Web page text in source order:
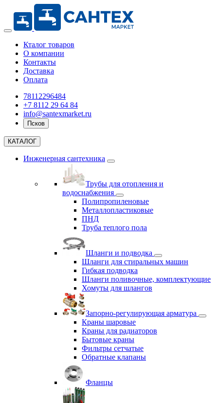
Кталог товаров
О компании
Контакты
Доставка
Оплата
78112296484
+7 8112 29 64 84
info@santexmarket.ru
Псков
КАТАЛОГ
Инженерная сантехника
Трубы для отопления и
водоснабжения
Полипропиленовые
Металлопластиковые
ПНД
Труба теплого пола
Шланги и подводка
Шланги для стиральных машин
Гибкая подводка
Шланги поливочные, комплектующие
Хомуты для шлангов
Запорно-регулирующая арматура
Краны шаровые
Краны для радиаторов
Бытовые краны
Фильтры сетчатые
Обратные клапаны
Фланцы